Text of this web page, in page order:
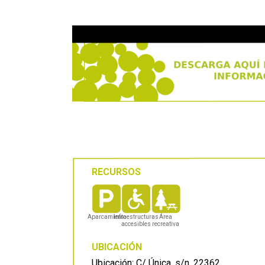
RECURSOS
AparcamientoInfraestructuras
accesibles
Área
recreativa
UBICACIÓN